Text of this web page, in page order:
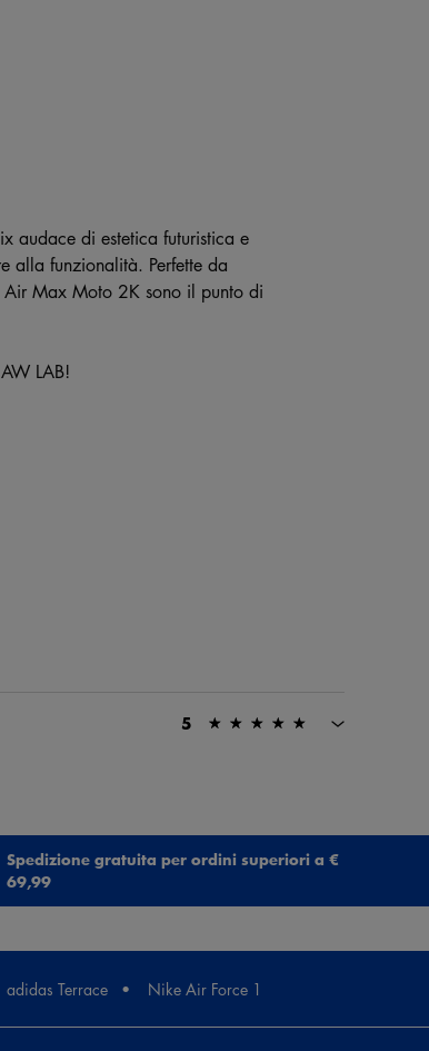
audace di estetica futuristica e
alla funzionalità. Perfette da
Max Moto 2K sono il punto di
LAB!
5
Spedizione gratuita per ordini superiori a €
69,99
adidas Terrace Nike Air Force 1